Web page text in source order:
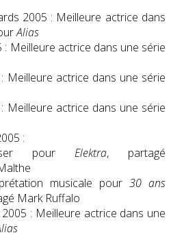
2005 : Meilleure actrice dans
Alias
: Meilleure actrice dans une série
Meilleure actrice dans une série
Meilleure actrice dans une série
:
pour Elektra, partagé
musicale pour 30 ans
Mark Ruffalo
: Meilleure actrice dans une